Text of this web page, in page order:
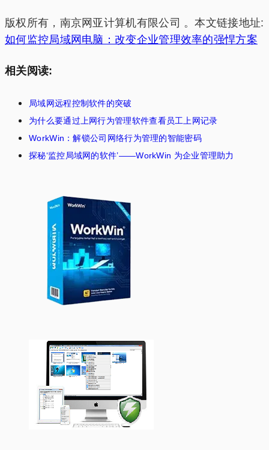
版权所有，南京网亚计算机有限公司 。本文链接地址:
如何监控局域网电脑：改变企业管理效率的强悍方案
相关阅读:
局域网远程控制软件的突破
为什么要通过上网行为管理软件查看员工上网记录
WorkWin：解锁公司网络行为管理的智能密码
探秘‘监控局域网的软件’——WorkWin 为企业管理助力